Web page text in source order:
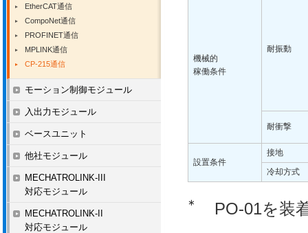
機械的
稼働条件
耐振動
耐衝撃
設置条件
接地
冷却方式
∗ PO-01を装
EtherCAT通信
CompoNet通信
PROFINET通信
MPLINK通信
CP-215通信
モーション制御モジュール
入出力モジュール
ベースユニット
他社モジュール
MECHATROLINK-III
対応モジュール
MECHATROLINK-II
対応モジュール